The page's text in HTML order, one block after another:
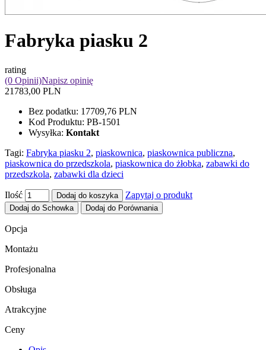
Fabryka piasku 2
rating
(0 Opinii)Napisz opinię
21783,00 PLN
Bez podatku: 17709,76 PLN
Kod Produktu: PB-1501
Wysyłka: Kontakt
Tagi: Fabryka piasku 2, piaskownica, piaskownica publiczna,
piaskownica do przedszkola, piaskownica do żłobka, zabawki do
przedszkola, zabawki dla dzieci
Ilość Dodaj do koszyka Zapytaj o produkt
Dodaj do Schowka Dodaj do Porównania
Opcja
Montażu
Profesjonalna
Obsługa
Atrakcyjne
Ceny